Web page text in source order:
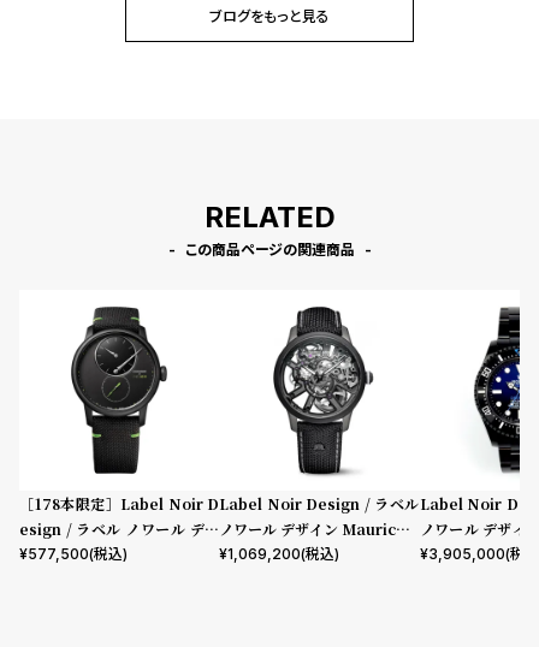
質
問
わ
せ
ブログをもっと見る
RELATED
この商品ページの関連商品
［178本限定］Label Noir D
esign / ラベル ノワール デザ
イン ルイ・エラール×ラベル
¥577,500(税込)
Label Noir Design / ラベル
ノワール デザイン Maurice L
acroix x Label Noir Maste
¥1,069,200(税込)
Label Noir
ノワール デザイ
カスタム
¥3,905,000(税